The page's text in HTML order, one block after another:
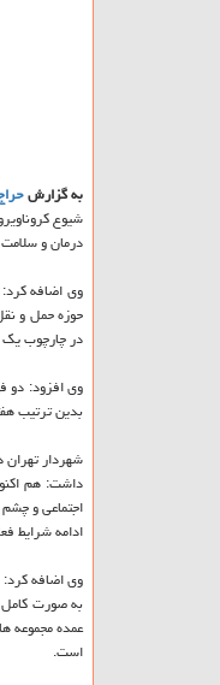
به گزارش
شیوع
درمان و
حوزه حمل و
در چارچوب یک
وی افزود: دو
بدین ترتیب
شهردار تهران
داشت: هم
اجتماعی و
ادامه شرایط
وی اضافه
به صورت کامل
عمده مجموعه
است.